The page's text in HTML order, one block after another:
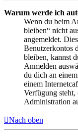
Warum werde ich
Wenn du beim
bleiben“ nicht
angemeldet.
Benutzerkontos
bleiben, kannst
Anmelden
du dich an
einem
Verfügung
Administration
Nach oben